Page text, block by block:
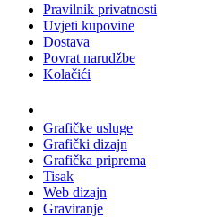
Pravilnik privatnosti
Uvjeti kupovine
Dostava
Povrat narudžbe
Kolačići
Grafičke usluge
Grafički dizajn
Grafička priprema
Tisak
Web dizajn
Graviranje